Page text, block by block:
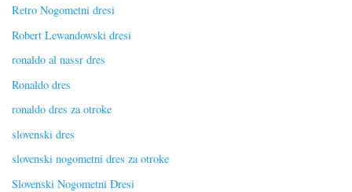
Retro Nogometni dresi
Robert Lewandowski dresi
ronaldo al nassr dres
Ronaldo dres
ronaldo dres za otroke
slovenski dres
slovenski nogometni dres za otroke
Slovenski Nogometni Dresi